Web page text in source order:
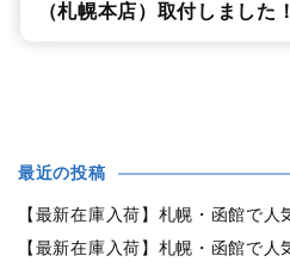
（札幌本店）取付しました！
最近の投稿